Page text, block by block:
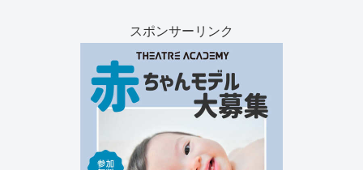
スポンサーリンク